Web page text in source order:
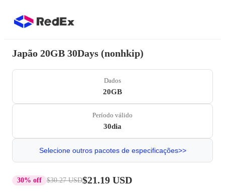
Japão 20GB 30Days (nonhkip)
Dados
20GB
Período válido
30dia
Selecione outros pacotes de especificações>>
30% off $30.27 USD$21.19 USD